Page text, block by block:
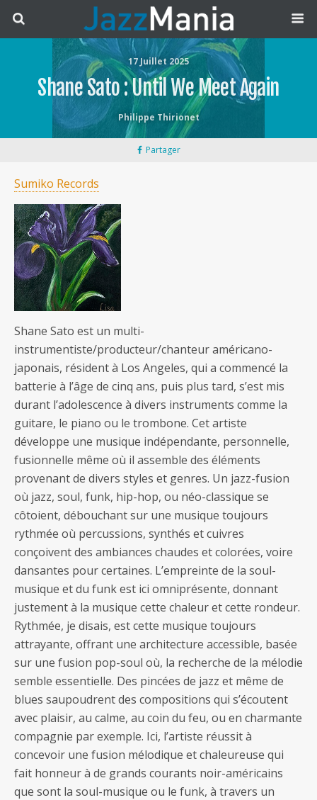
17 Juillet 2025
Shane Sato : Until We Meet Again
Philippe Thirionet
Partager
Sumiko Records
Shane Sato est un multi-
instrumentiste/producteur/chanteur américano-
japonais, résident à Los Angeles, qui a commencé la
batterie à l’âge de cinq ans, puis plus tard, s’est mis
durant l’adolescence à divers instruments comme la
guitare, le piano ou le trombone. Cet artiste
développe une musique indépendante, personnelle,
fusionnelle même où il assemble des éléments
provenant de divers styles et genres. Un jazz-fusion
où jazz, soul, funk, hip-hop, ou néo-classique se
côtoient, débouchant sur une musique toujours
rythmée où percussions, synthés et cuivres
conçoivent des ambiances chaudes et colorées, voire
dansantes pour certaines. L’empreinte de la soul-
musique et du funk est ici omniprésente, donnant
justement à la musique cette chaleur et cette rondeur.
Rythmée, je disais, est cette musique toujours
attrayante, offrant une architecture accessible, basée
sur une fusion pop-soul où, la recherche de la mélodie
semble essentielle. Des pincées de jazz et même de
blues saupoudrent des compositions qui s’écoutent
avec plaisir, au calme, au coin du feu, ou en charmante
compagnie par exemple. Ici, l’artiste réussit à
concevoir une fusion mélodique et chaleureuse qui
fait honneur à de grands courants noir-américains
que sont la soul-musique ou le funk, à travers un